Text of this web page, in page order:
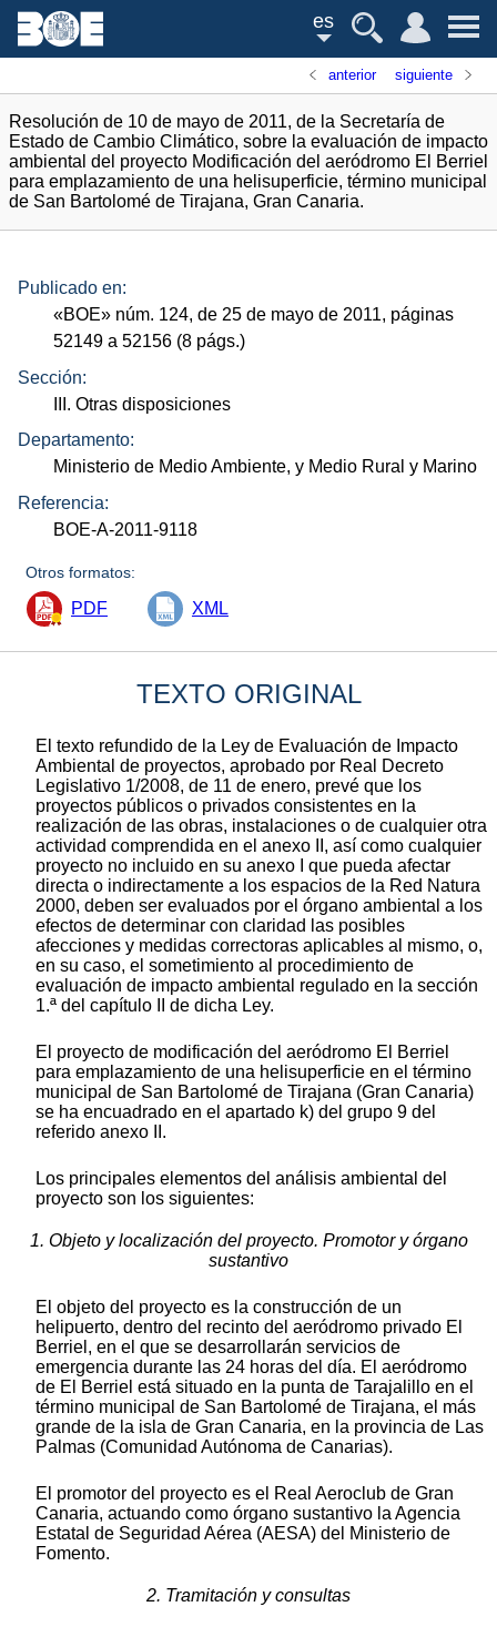
es
anterior siguiente
Resolución de 10 de mayo de 2011, de la Secretaría de
Estado de Cambio Climático, sobre la evaluación de impacto
ambiental del proyecto Modificación del aeródromo El Berriel
para emplazamiento de una helisuperficie, término municipal
de San Bartolomé de Tirajana, Gran Canaria.
Publicado en:
«BOE» núm. 124, de 25 de mayo de 2011, páginas
52149 a 52156 (8 págs.)
Sección:
III. Otras disposiciones
Departamento:
Ministerio de Medio Ambiente, y Medio Rural y Marino
Referencia:
BOE-A-2011-9118
Otros formatos:
PDF XML
TEXTO ORIGINAL
El texto refundido de la Ley de Evaluación de Impacto
Ambiental de proyectos, aprobado por Real Decreto
Legislativo 1/2008, de 11 de enero, prevé que los
proyectos públicos o privados consistentes en la
realización de las obras, instalaciones o de cualquier otra
actividad comprendida en el anexo II, así como cualquier
proyecto no incluido en su anexo I que pueda afectar
directa o indirectamente a los espacios de la Red Natura
2000, deben ser evaluados por el órgano ambiental a los
efectos de determinar con claridad las posibles
afecciones y medidas correctoras aplicables al mismo, o,
en su caso, el sometimiento al procedimiento de
evaluación de impacto ambiental regulado en la sección
1.ª del capítulo II de dicha Ley.
El proyecto de modificación del aeródromo El Berriel
para emplazamiento de una helisuperficie en el término
municipal de San Bartolomé de Tirajana (Gran Canaria)
se ha encuadrado en el apartado k) del grupo 9 del
referido anexo II.
Los principales elementos del análisis ambiental del
proyecto son los siguientes:
1. Objeto y localización del proyecto. Promotor y órgano
sustantivo
El objeto del proyecto es la construcción de un
helipuerto, dentro del recinto del aeródromo privado El
Berriel, en el que se desarrollarán servicios de
emergencia durante las 24 horas del día. El aeródromo
de El Berriel está situado en la punta de Tarajalillo en el
término municipal de San Bartolomé de Tirajana, el más
grande de la isla de Gran Canaria, en la provincia de Las
Palmas (Comunidad Autónoma de Canarias).
El promotor del proyecto es el Real Aeroclub de Gran
Canaria, actuando como órgano sustantivo la Agencia
Estatal de Seguridad Aérea (AESA) del Ministerio de
Fomento.
2. Tramitación y consultas